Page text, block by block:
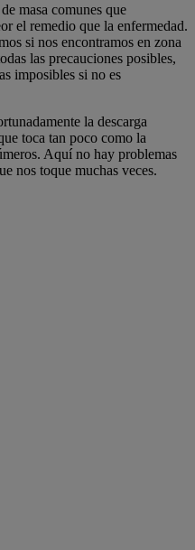
masa comunes que
el remedio que la enfermedad.
si nos encontramos en zona
las precauciones posibles,
imposibles si no es
la descarga
toca tan poco como la
Aquí no hay problemas
nos toque muchas veces.